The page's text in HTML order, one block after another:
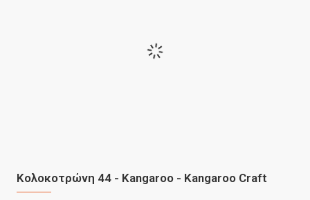
Κολοκοτρώνη 44 - Kangaroo - Kangaroo Craft